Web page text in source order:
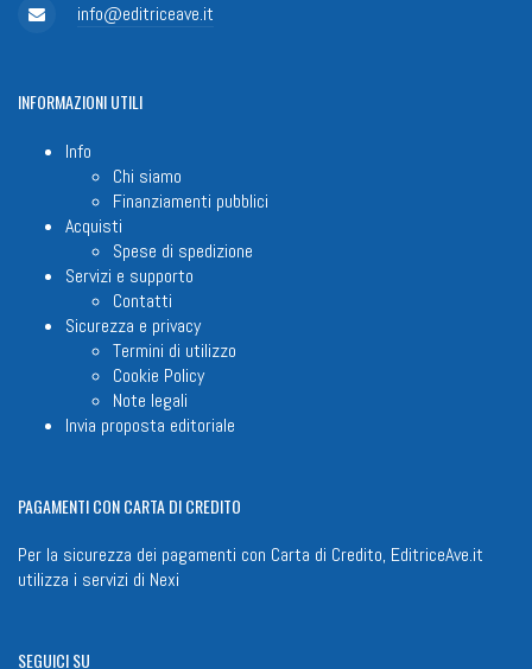
info@editriceave.it
INFORMAZIONIUTILI
Info
Chi siamo
Finanziamenti pubblici
Acquisti
Spese di spedizione
Servizi e supporto
Contatti
Sicurezza e privacy
Termini di utilizzo
Cookie Policy
Note legali
Invia proposta editoriale
PAGAMENTICON CARTA DI CREDITO
Per la sicurezza dei pagamenti con Carta di Credito, EditriceAve.it
utilizza i servizi di Nexi
SEGUICISU